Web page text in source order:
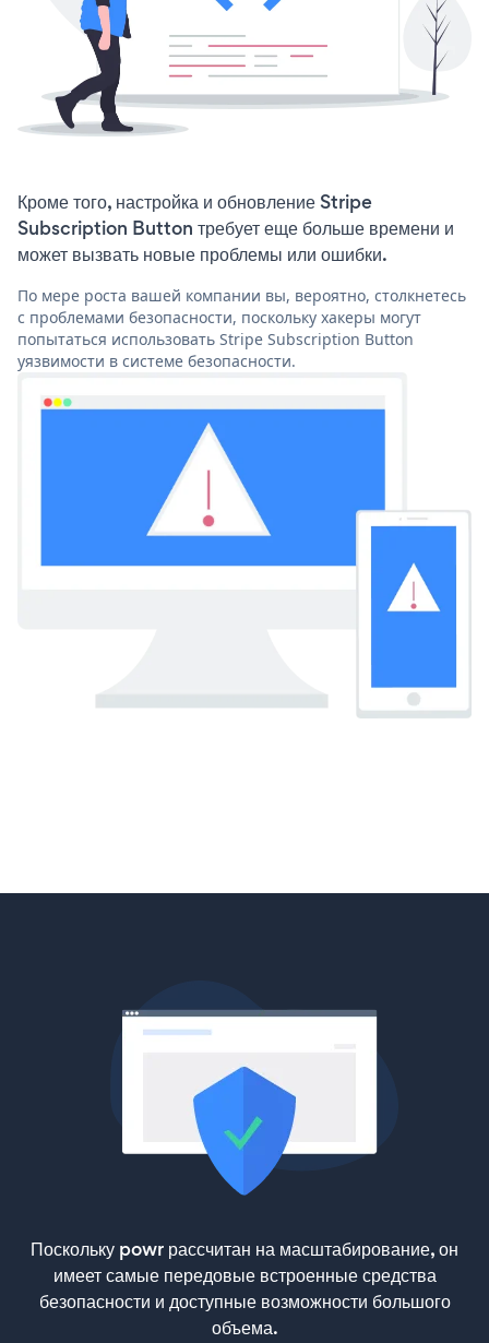
Кроме того, настройка и обновление Stripe
Subscription Button требует еще больше времени и
может вызвать новые проблемы или ошибки.
По мере роста вашей компании вы, вероятно, столкнетесь
с проблемами безопасности, поскольку хакеры могут
попытаться использовать Stripe Subscription Button
уязвимости в системе безопасности.
Поскольку powr рассчитан на масштабирование, он
имеет самые передовые встроенные средства
безопасности и доступные возможности большого
объема.